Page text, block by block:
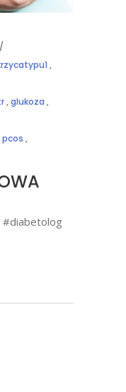
,
,glukoza ,
pcos ,
#diabetolog